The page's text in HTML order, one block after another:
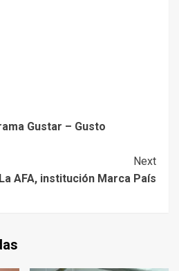
Gustar – Gusto
Next
La AFA, institución Marca País